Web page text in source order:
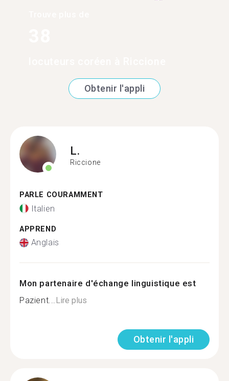
Obtenir l'appli
L.
Riccione
PARLE COURAMMENT
Italien
APPREND
Anglais
Mon partenaire d'échange linguistique est
Pazient...Lire plus
Obtenir l'appli